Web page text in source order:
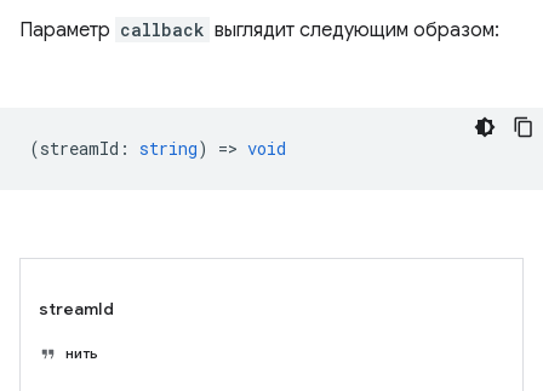
Параметр callback выглядит следующим образом:
(streamId : string) => void
streamId
нить